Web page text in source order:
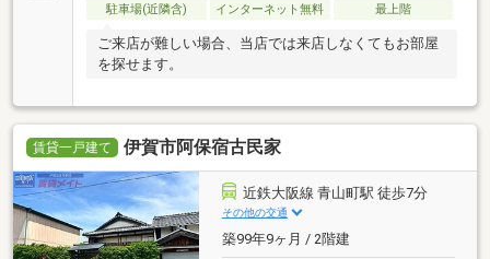
駐車場(近隣含)
インターネット無料 最上階
ご来店が難しい場合、当店では来店しなくてもお部屋
を探せます。
賃貸一戸建て 伊賀市阿保宿古民家
近鉄大阪線 青山町駅 徒歩7分
その他の交通
築99年9ヶ月 / 2階建